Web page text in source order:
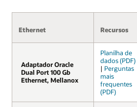
Ethernet Recursos
Adaptador Oracle
Dual Port 100 Gb
Ethernet, Mellanox
Planilha de
dados (PDF)
| Perguntas
mais
frequentes
(PDF)
Adaptador Oracle
Dual Port 100 Gb
Ethernet, Mellanox